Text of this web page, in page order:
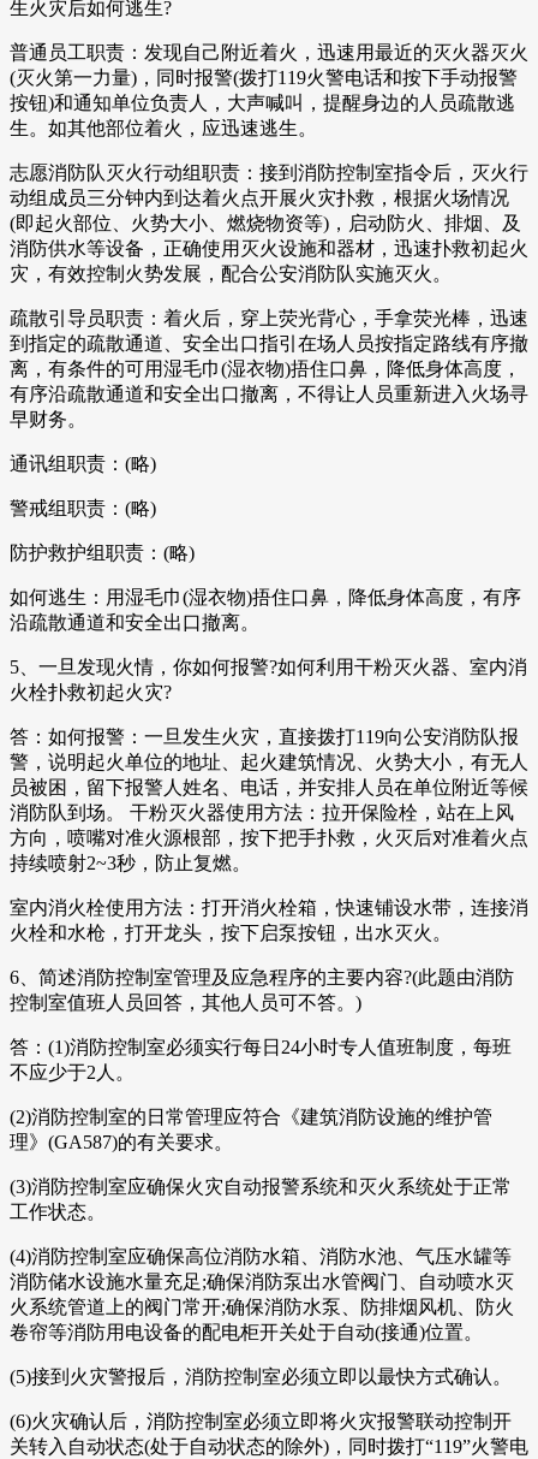
生火灾后如何逃生?
普通员工职责：发现自己附近着火，迅速用最近的灭火器灭火
(灭火第一力量)，同时报警(拨打119火警电话和按下手动报警
按钮)和通知单位负责人，大声喊叫，提醒身边的人员疏散逃
生。如其他部位着火，应迅速逃生。
志愿消防队灭火行动组职责：接到消防控制室指令后，灭火行
动组成员三分钟内到达着火点开展火灾扑救，根据火场情况
(即起火部位、火势大小、燃烧物资等)，启动防火、排烟、及
消防供水等设备，正确使用灭火设施和器材，迅速扑救初起火
灾，有效控制火势发展，配合公安消防队实施灭火。
疏散引导员职责：着火后，穿上荧光背心，手拿荧光棒，迅速
到指定的疏散通道、安全出口指引在场人员按指定路线有序撤
离，有条件的可用湿毛巾(湿衣物)捂住口鼻，降低身体高度，
有序沿疏散通道和安全出口撤离，不得让人员重新进入火场寻
早财务。
通讯组职责：(略)
警戒组职责：(略)
防护救护组职责：(略)
如何逃生：用湿毛巾(湿衣物)捂住口鼻，降低身体高度，有序
沿疏散通道和安全出口撤离。
5、一旦发现火情，你如何报警?如何利用干粉灭火器、室内消
火栓扑救初起火灾?
答：如何报警：一旦发生火灾，直接拨打119向公安消防队报
警，说明起火单位的地址、起火建筑情况、火势大小，有无人
员被困，留下报警人姓名、电话，并安排人员在单位附近等候
消防队到场。 干粉灭火器使用方法：拉开保险栓，站在上风
方向，喷嘴对准火源根部，按下把手扑救，火灭后对准着火点
持续喷射2~3秒，防止复燃。
室内消火栓使用方法：打开消火栓箱，快速铺设水带，连接消
火栓和水枪，打开龙头，按下启泵按钮，出水灭火。
6、简述消防控制室管理及应急程序的主要内容?(此题由消防
控制室值班人员回答，其他人员可不答。)
答：(1)消防控制室必须实行每日24小时专人值班制度，每班
不应少于2人。
(2)消防控制室的日常管理应符合《建筑消防设施的维护管
理》(GA587)的有关要求。
(3)消防控制室应确保火灾自动报警系统和灭火系统处于正常
工作状态。
(4)消防控制室应确保高位消防水箱、消防水池、气压水罐等
消防储水设施水量充足;确保消防泵出水管阀门、自动喷水灭
火系统管道上的阀门常开;确保消防水泵、防排烟风机、防火
卷帘等消防用电设备的配电柜开关处于自动(接通)位置。
(5)接到火灾警报后，消防控制室必须立即以最快方式确认。
(6)火灾确认后，消防控制室必须立即将火灾报警联动控制开
关转入自动状态(处于自动状态的除外)，同时拨打“119”火警电